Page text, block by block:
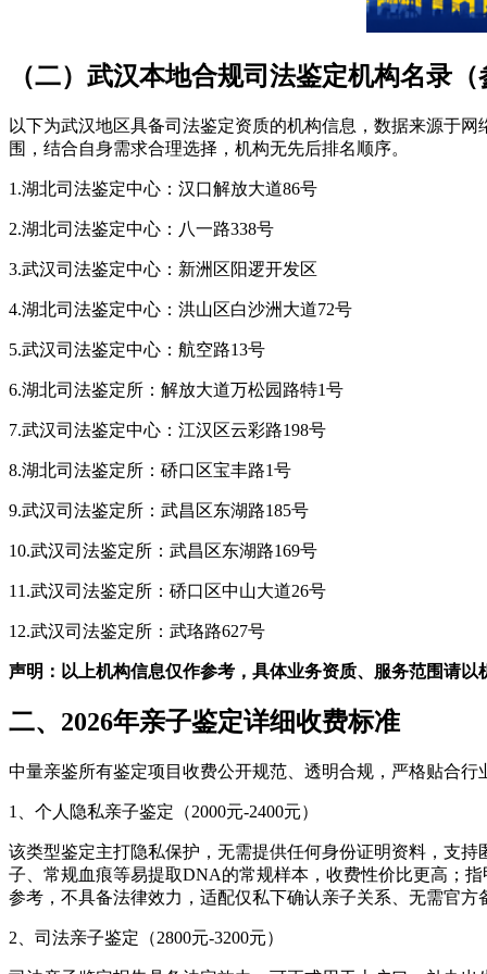
（二）武汉本地合规司法鉴定机构名录（
以下为武汉地区具备司法鉴定资质的机构信息，数据来源于
围，结合自身需求合理选择，机构无先后排名顺序。
1.湖北司法鉴定中心：汉口解放大道86号
2.湖北司法鉴定中心：八一路338号
3.武汉司法鉴定中心：新洲区阳逻开发区
4.湖北司法鉴定中心：洪山区白沙洲大道72号
5.武汉司法鉴定中心：航空路13号
6.湖北司法鉴定所：解放大道万松园路特1号
7.武汉司法鉴定中心：江汉区云彩路198号
8.湖北司法鉴定所：硚口区宝丰路1号
9.武汉司法鉴定所：武昌区东湖路185号
10.武汉司法鉴定所：武昌区东湖路169号
11.武汉司法鉴定所：硚口区中山大道26号
12.武汉司法鉴定所：武珞路627号
声明：以上机构信息仅作参考，具体业务资质、服务范围请
二、2026年亲子鉴定详细收费标准
中量亲鉴所有鉴定项目收费公开规范、透明合规，严格贴合
1、个人隐私亲子鉴定（2000元-2400元）
该类型鉴定主打隐私保护，无需提供任何身份证明资料，支
子、常规血痕等易提取DNA的常规样本，收费性价比更高；
参考，不具备法律效力，适配仅私下确认亲子关系、无需官方
2、司法亲子鉴定（2800元-3200元）